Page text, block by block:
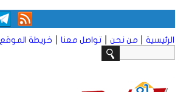
الرئيسية من نحن تواصل معنا خريطة الموقع